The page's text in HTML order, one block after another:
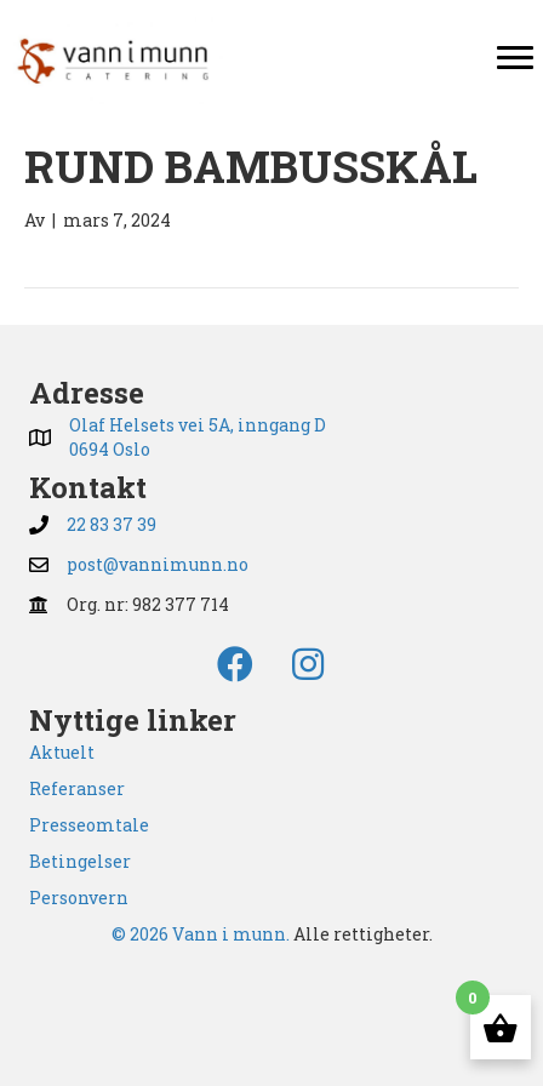
RUND BAMBUSSKÅL
Av | mars 7, 2024
Adresse
Olaf Helsets vei 5A, inngang D
0694 Oslo
Kontakt
22 83 37 39
post@vannimunn.no
Org. nr: 982 377 714
Nyttige linker
Aktuelt
Referanser
Presseomtale
Betingelser
Personvern
© 2026 Vann i munn. Alle rettigheter.
0